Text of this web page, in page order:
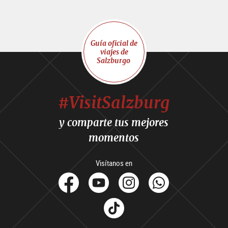
Guía oficial de
viajes de
Salzburgo
#VisitSalzburg
y comparte tus mejores
momentos
Visítanos en
facebook
YoutubeInstagram
Tik